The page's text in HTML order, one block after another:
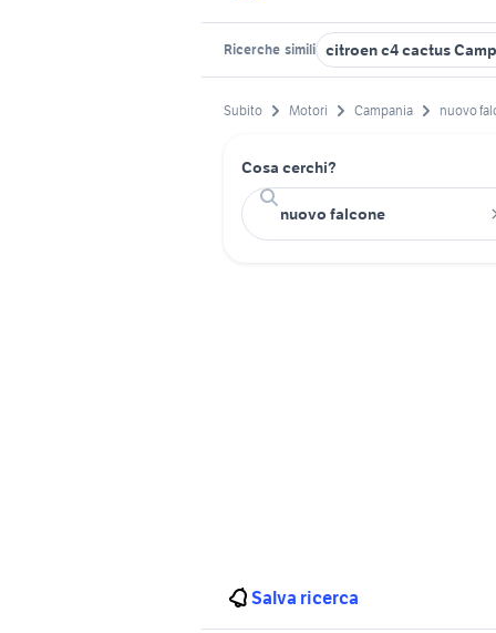
Ricerche simili citroen c4 cactus
Subito Motori Campania nuovo
Cosa cerchi?
Salva ricerca